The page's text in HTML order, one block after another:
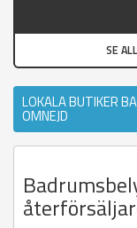
SE
LOKALA BUTIKER
OMNEJD